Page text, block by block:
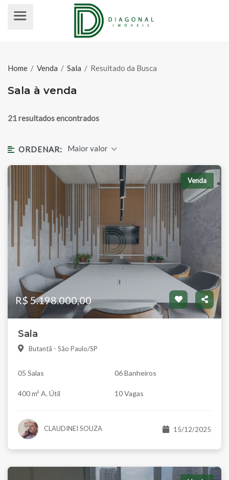
Home / Venda / Sala / Resultado da Busca
Sala à venda
21 resultados encontrados
ORDENAR: Maior valor
Venda
R$ 5.198.000,00
Sala
Butantã - São Paulo/SP
05 Salas 06 Banheiros
400 m² A. Útil 10 Vagas
CLAUDINEI SOUZA 15/12/2025